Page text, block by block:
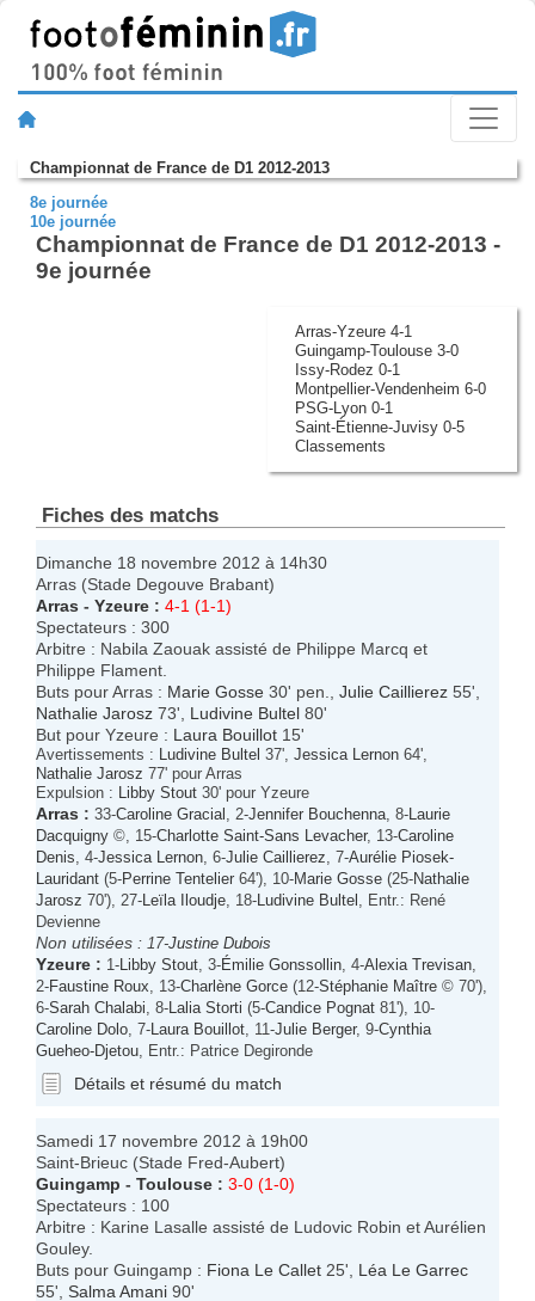
Championnat de France de D1 2012-2013
8e journée
10e journée
Championnat de France de D1 2012-2013 -
9e journée
Arras-Yzeure 4-1
Guingamp-Toulouse 3-0
Issy-Rodez 0-1
Montpellier-Vendenheim 6-0
PSG-Lyon 0-1
Saint-Étienne-Juvisy 0-5
Classements
Fiches des matchs
Dimanche 18 novembre 2012 à 14h30
Arras (Stade Degouve Brabant)
Arras - Yzeure : 4-1 (1-1)
Spectateurs : 300
Arbitre : Nabila Zaouak assisté de Philippe Marcq et
Philippe Flament.
Buts pour Arras : Marie Gosse 30' pen., Julie Caillierez 55',
Nathalie Jarosz 73', Ludivine Bultel 80'
But pour Yzeure : Laura Bouillot 15'
Avertissements : Ludivine Bultel 37', Jessica Lernon 64',
Nathalie Jarosz 77' pour Arras
Expulsion :
Libby Stout 30' pour Yzeure
Arras : 33-Caroline Gracial , 2-Jennifer Bouchenna , 8- Laurie
Dacquigny ©, 15-Charlotte Saint-Sans Levacher, 13-Caroline
Denis , 4-Jessica Lernon , 6-Julie Caillierez , 7-Aurélie Piosek-
Lauridant (5-Perrine Tentelier 64'), 10-Marie Gosse (25-Nathalie
Jarosz 70'), 27- Leïla Iloudje , 18- Ludivine Bultel
, Entr.: René
Devienne
Non utilisées : 17-Justine Dubois
Yzeure : 1- Libby Stout , 3-Émilie Gonssollin , 4-Alexia Trevisan
2-Faustine Roux , 13-Charlène Gorce (12-Stéphanie Maître © 70'),
6-Sarah Chalabi , 8- Lalia Storti (5-Candice Pognat 81'), 10-
Caroline Dolo , 7- Laura Bouillot , 11-Julie Berger, 9-Cynthia
Gueheo-Djetou , Entr.: Patrice Degironde
Détails et résumé du match
Samedi 17 novembre 2012 à 19h00
Saint-Brieuc (Stade Fred-Aubert)
Guingamp - Toulouse : 3-0 (1-0)
Spectateurs : 100
Arbitre : Karine Lasalle assisté de Ludovic Robin et Aurélien
Gouley.
Buts pour Guingamp : Fiona Le Callet 25', Léa Le Garrec
55', Salma Amani 90'